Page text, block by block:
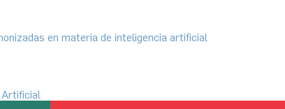
en materia de inteligencia artificial
Artificial